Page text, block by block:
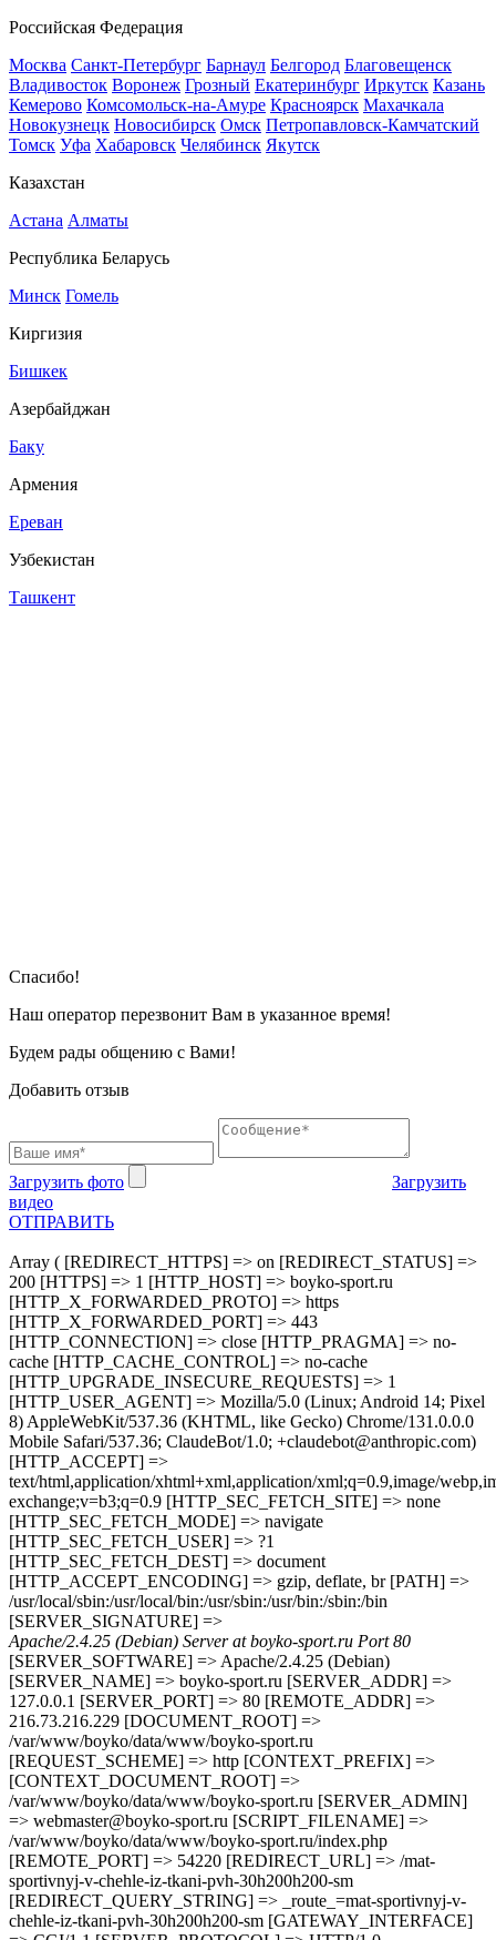
Российская Федерация
Москва Санкт-Петербург Барнаул Белгород Благовещенск
Владивосток Воронеж Грозный Екатеринбург Иркутск Казань
Кемерово Комсомольск-на-Амуре Красноярск Махачкала
Новокузнецк Новосибирск Омск Петропавловск-Камчатский
Томск Уфа Хабаровск Челябинск Якутск
Казахстан
Астана Алматы
Республика Беларусь
Минск Гомель
Киргизия
Бишкек
Азербайджан
Баку
Армения
Ереван
Узбекистан
Ташкент
Cпасибо!
Наш оператор перезвонит Вам в указанное время!
Будем рады общению с Вами!
Добавить отзыв
Загрузить фото
Загрузить
видео
ОТПРАВИТЬ
Array ( [REDIRECT_HTTPS] => on [REDIRECT_STATUS] =>
200 [HTTPS] => 1 [HTTP_HOST] => boyko-sport.ru
[HTTP_X_FORWARDED_PROTO] => https
[HTTP_X_FORWARDED_PORT] => 443
[HTTP_CONNECTION] => close [HTTP_PRAGMA] => no-
cache [HTTP_CACHE_CONTROL] => no-cache
[HTTP_UPGRADE_INSECURE_REQUESTS] => 1
[HTTP_USER_AGENT] => Mozilla/5.0 (Linux; Android 14; Pixel
8) AppleWebKit/537.36 (KHTML, like Gecko) Chrome/131.0.0.0
Mobile Safari/537.36; ClaudeBot/1.0; +claudebot@anthropic.com)
[HTTP_ACCEPT] =>
text/html,application/xhtml+xml,application/xml;q=0.9,image/
exchange;v=b3;q=0.9 [HTTP_SEC_FETCH_SITE] => none
[HTTP_SEC_FETCH_MODE] => navigate
[HTTP_SEC_FETCH_USER] => ?1
[HTTP_SEC_FETCH_DEST] => document
[HTTP_ACCEPT_ENCODING] => gzip, deflate, br [PATH] =>
/usr/local/sbin:/usr/local/bin:/usr/sbin:/usr/bin:/sbin:/bin
[SERVER_SIGNATURE] =>
Apache/2.4.25 (Debian) Server at boyko-sport.ru Port 80
[SERVER_SOFTWARE] => Apache/2.4.25 (Debian)
[SERVER_NAME] => boyko-sport.ru [SERVER_ADDR] =>
127.0.0.1 [SERVER_PORT] => 80 [REMOTE_ADDR] =>
216.73.216.229 [DOCUMENT_ROOT] =>
/var/www/boyko/data/www/boyko-sport.ru
[REQUEST_SCHEME] => http [CONTEXT_PREFIX] =>
[CONTEXT_DOCUMENT_ROOT] =>
/var/www/boyko/data/www/boyko-sport.ru [SERVER_ADMIN]
=> webmaster@boyko-sport.ru [SCRIPT_FILENAME] =>
/var/www/boyko/data/www/boyko-sport.ru/index.php
[REMOTE_PORT] => 54220 [REDIRECT_URL] => /mat-
sportivnyj-v-chehle-iz-tkani-pvh-30h200h200-sm
[REDIRECT_QUERY_STRING] => _route_=mat-sportivnyj-v-
chehle-iz-tkani-pvh-30h200h200-sm [GATEWAY_INTERFACE]